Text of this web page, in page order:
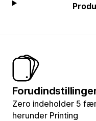
Zero indeholder 5
herunder Printing